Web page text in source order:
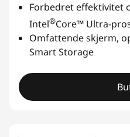
Forbedret effektivitet
Intel®Core™ Ultra-
Omfattende skjerm,
Smart Storage